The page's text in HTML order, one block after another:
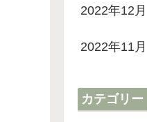
2022年12月
2022年11月
カテゴリー